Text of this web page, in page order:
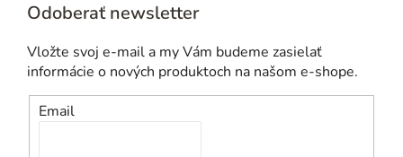
Odoberať newsletter
Vložte svoj e-mail a my Vám budeme zasielať
informácie o nových produktoch na našom e-shope.
Email